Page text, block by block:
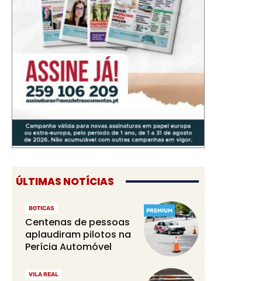
ÚLTIMAS NOTÍCIAS
PREMIUM
BOTICAS
Centenas de pessoas
aplaudiram pilotos na
Perícia Automóvel
VILA REAL